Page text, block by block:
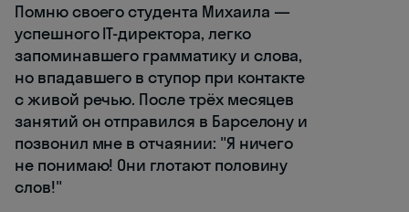
Помню своего студента Михаила —
успешного IT-директора, легко
запоминавшего грамматику и слова,
но впадавшего в ступор при контакте
с живой речью. После трёх месяцев
занятий он отправился в Барселону и
позвонил мне в отчаянии: "Я ничего
не понимаю! Они глотают половину
слов!"